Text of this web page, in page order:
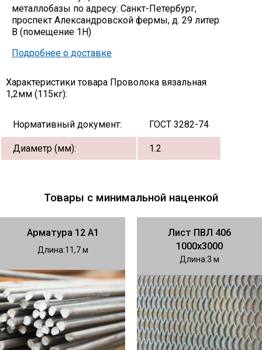
Остальное
Алюминиевый прокат
металлобазы по адресу: Санкт-Петербург,
проспект Александровской фермы, д. 29 литер
В (помещение 1Н)
Подробнее о доставке
Характеристики товара Проволока вязальная
1,2мм (115кг):
Нормативный документ: ГОСТ 3282-74
Диаметр (мм): 1.2
Товары с минимальной наценкой
Арматура 12 А1
Длина 11,7
Лист ПВЛ 406
1000х3000
Длина 3